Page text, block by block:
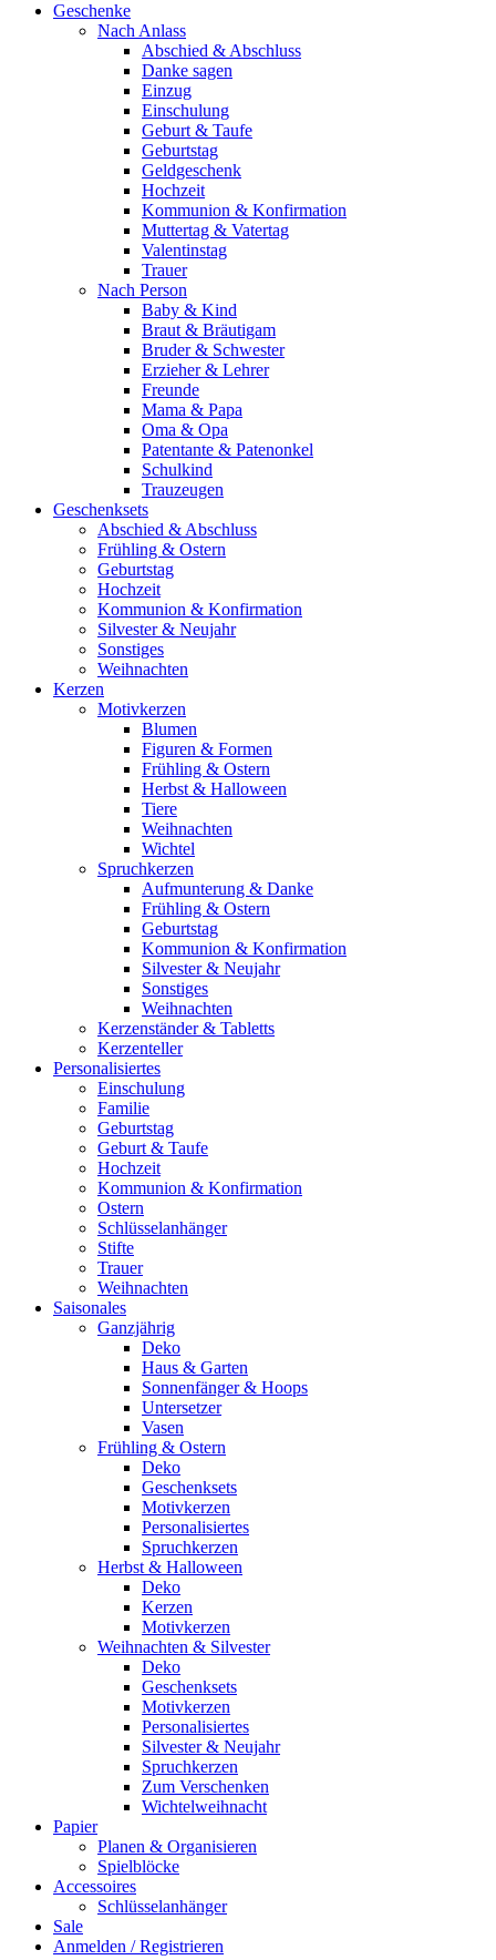
Geschenke
Nach Anlass
Abschied & Abschluss
Danke sagen
Einzug
Einschulung
Geburt & Taufe
Geburtstag
Geldgeschenk
Hochzeit
Kommunion & Konfirmation
Muttertag & Vatertag
Valentinstag
Trauer
Nach Person
Baby & Kind
Braut & Bräutigam
Bruder & Schwester
Erzieher & Lehrer
Freunde
Mama & Papa
Oma & Opa
Patentante & Patenonkel
Schulkind
Trauzeugen
Geschenksets
Abschied & Abschluss
Frühling & Ostern
Geburtstag
Hochzeit
Kommunion & Konfirmation
Silvester & Neujahr
Sonstiges
Weihnachten
Kerzen
Motivkerzen
Blumen
Figuren & Formen
Frühling & Ostern
Herbst & Halloween
Tiere
Weihnachten
Wichtel
Spruchkerzen
Aufmunterung & Danke
Frühling & Ostern
Geburtstag
Kommunion & Konfirmation
Silvester & Neujahr
Sonstiges
Weihnachten
Kerzenständer & Tabletts
Kerzenteller
Personalisiertes
Einschulung
Familie
Geburtstag
Geburt & Taufe
Hochzeit
Kommunion & Konfirmation
Ostern
Schlüsselanhänger
Stifte
Trauer
Weihnachten
Saisonales
Ganzjährig
Deko
Haus & Garten
Sonnenfänger & Hoops
Untersetzer
Vasen
Frühling & Ostern
Deko
Geschenksets
Motivkerzen
Personalisiertes
Spruchkerzen
Herbst & Halloween
Deko
Kerzen
Motivkerzen
Weihnachten & Silvester
Deko
Geschenksets
Motivkerzen
Personalisiertes
Silvester & Neujahr
Spruchkerzen
Zum Verschenken
Wichtelweihnacht
Papier
Planen & Organisieren
Spielblöcke
Accessoires
Schlüsselanhänger
Sale
Anmelden / Registrieren